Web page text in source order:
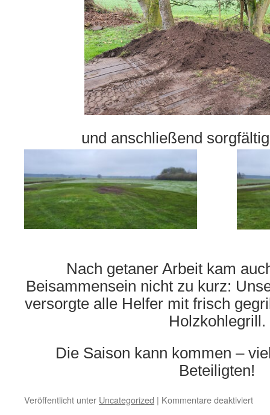
und anschließend
Nach getaner Arbeit kam
Beisammensein nicht zu kurz:
versorgte alle Helfer mit frisch
Holzkohlegrill.
Die Saison kann kommen –
Beteiligten!
Veröffentlicht unter Uncategorized | Kommentare deaktiviertfür